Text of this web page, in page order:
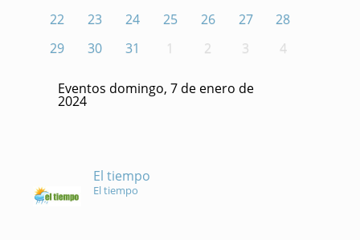
22
23 24 25 26 27
28
29
30 31 1 2 3 4
Eventos domingo, 7 de enero de
2024
El tiempo
El tiempo